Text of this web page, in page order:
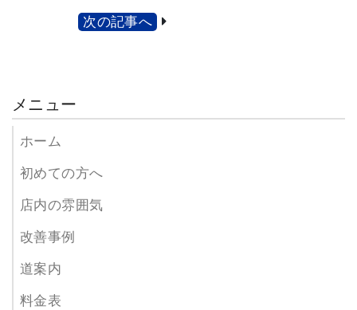
次の記事へ
メニュー
ホーム
初めての方へ
店内の雰囲気
改善事例
道案内
料金表